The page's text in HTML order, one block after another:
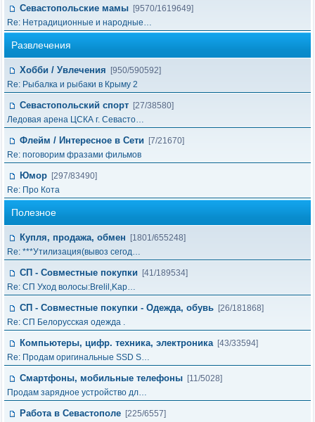
Севастопольские мамы [9570/1619649]
Re: Нетрадиционные и народные…
Развлечения
Хобби / Увлечения
[950/590592]
Re: Рыбалка и рыбаки в Крыму 2
Севастопольский спорт [27/38580]
Ледовая арена ЦСКА г. Севасто…
Флейм / Интересное в Cети
[7/21670]
Re: поговорим фразами фильмов
Юмор [297/83490]
Re: Про Кота
Полезное
Купля, продажа, обмен
[1801/655248]
Re: ***Утилизация(вывоз сегод…
СП - Совместные покупки
[41/189534]
Re: СП Уход волосы:Brelil,Kap…
СП - Совместные покупки - Одежда, обувь [26/181868]
Re: СП Белорусская одежда .
Компьютеры, цифр. техника, электроника [43/33594]
Re: Продам оригинальные SSD S…
Смартфоны, мобильные телефоны [11/5028]
Продам зарядное устройство дл…
Работа в Севастополе [225/6557]